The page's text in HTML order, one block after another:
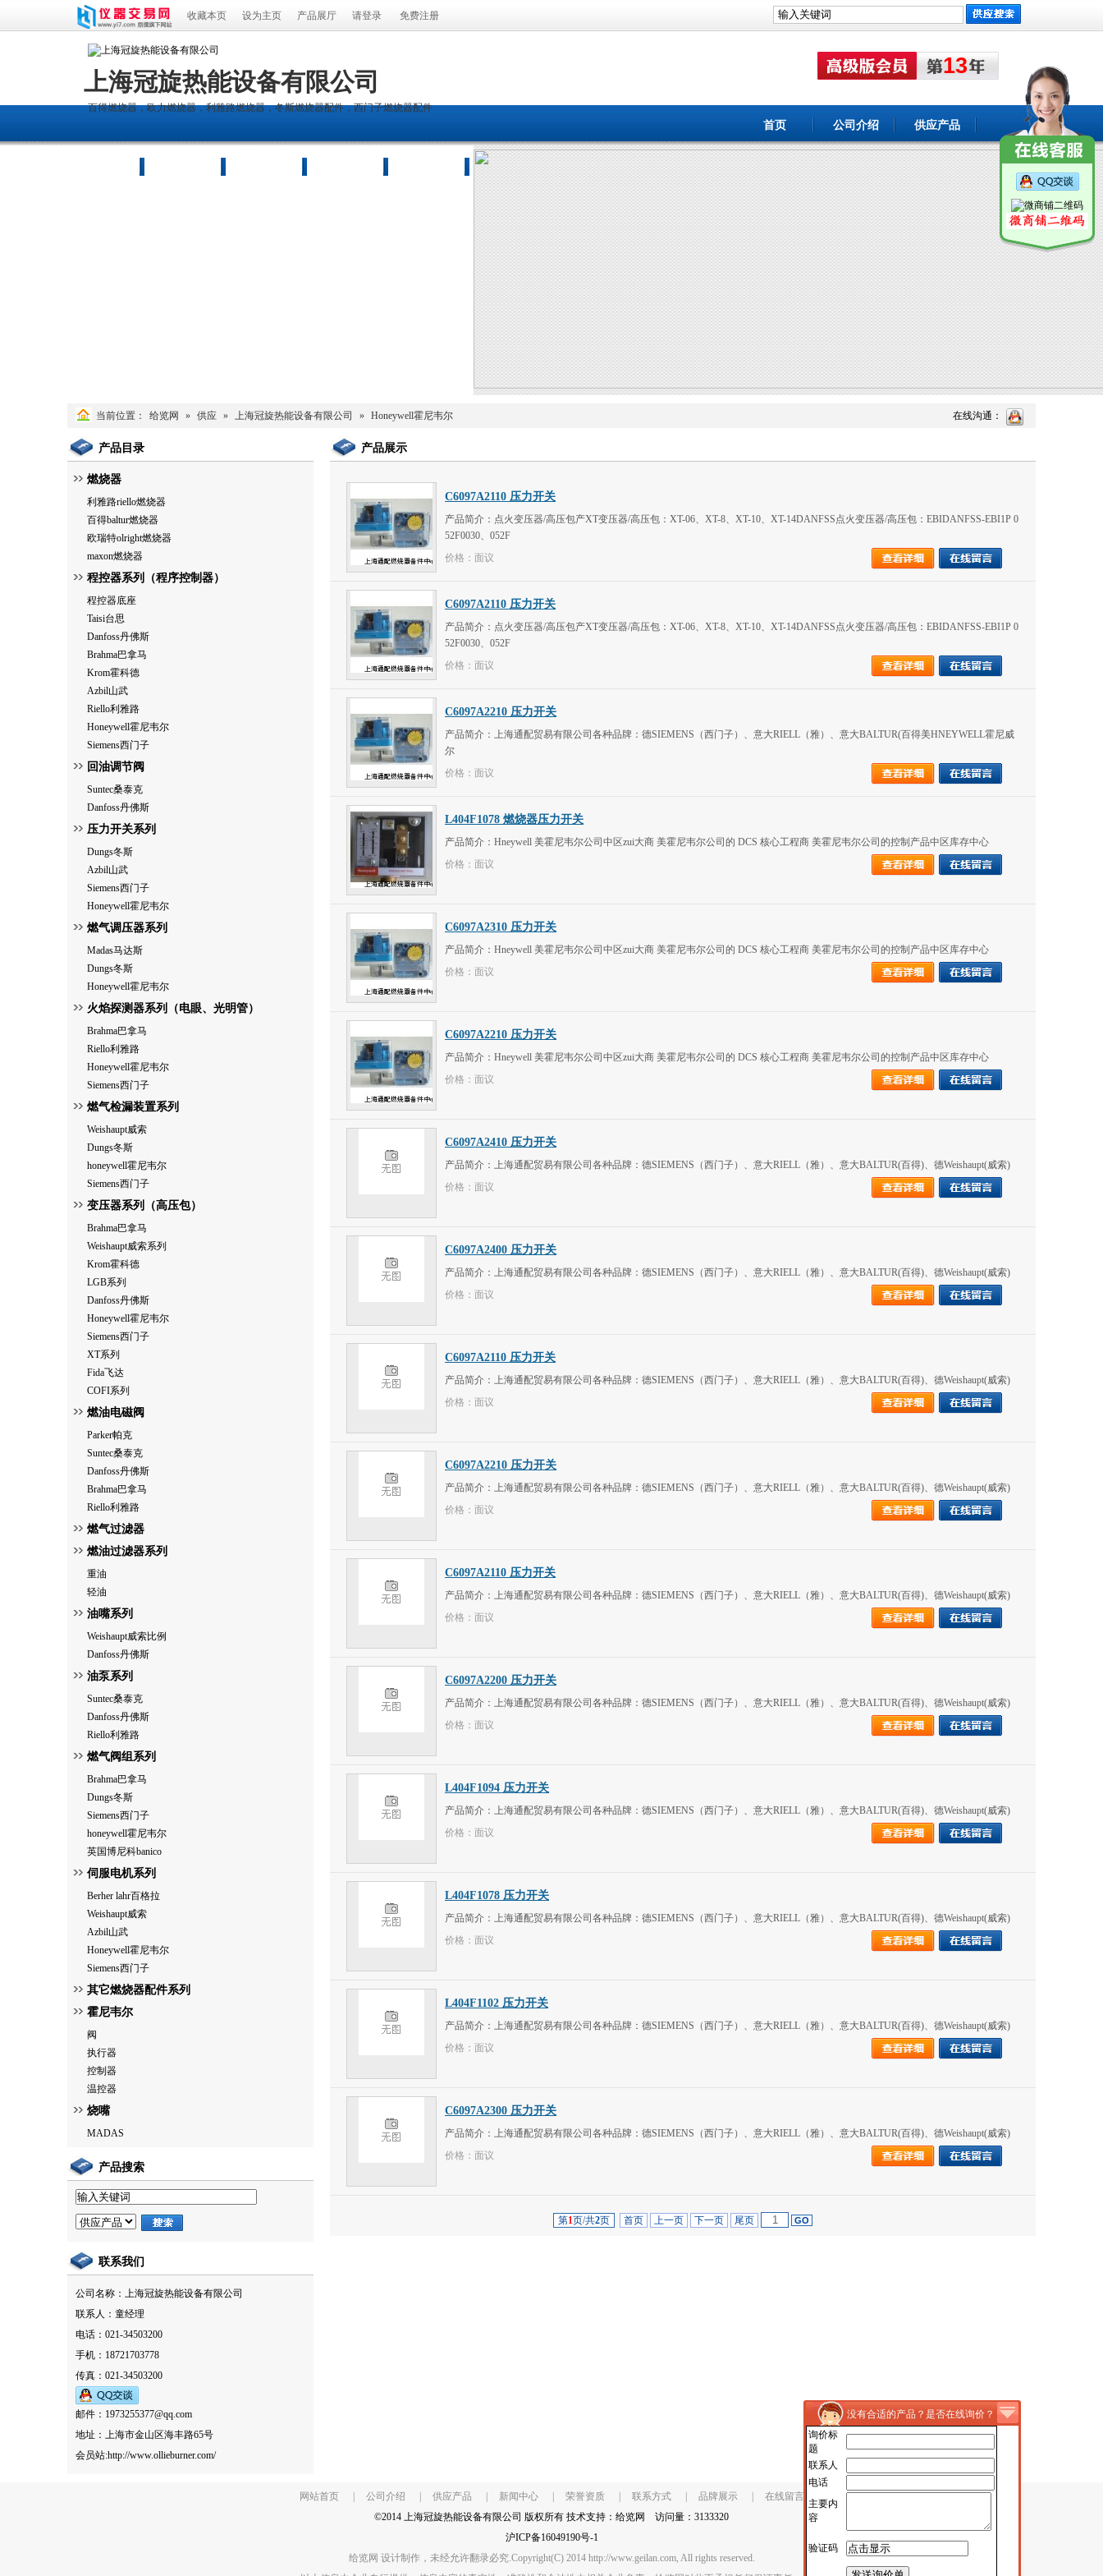
收藏本页 设为主页 产品展厅 请登录 免费注册
上海冠旋热能设备有限公司
百得燃烧器，欧力燃烧器，利雅路燃烧器，冬斯燃烧器配件，西门子燃烧器配件
13
首页 公司介绍 供应产品
当前位置： 给览网 » 供应 » 上海冠旋热能设备有限公司 » Honeywell霍尼韦尔 在线沟通：
没有合适的产品？是否在线询价？
询价标
题
联系人
电话
主要内
容
验证码
产品目录
燃烧器
利雅路riello燃烧器
百得baltur燃烧器
欧瑞特olright燃烧器
maxon燃烧器
程控器系列（程序控制器）
程控器底座
Taisi台思
Danfoss丹佛斯
Brahma巴拿马
Krom霍科德
Azbil山武
Riello利雅路
Honeywell霍尼韦尔
Siemens西门子
回油调节阀
Suntec桑泰克
Danfoss丹佛斯
压力开关系列
Dungs冬斯
Azbil山武
Siemens西门子
Honeywell霍尼韦尔
燃气调压器系列
Madas马达斯
Dungs冬斯
Honeywell霍尼韦尔
火焰探测器系列（电眼、光明管）
Brahma巴拿马
Riello利雅路
Honeywell霍尼韦尔
Siemens西门子
燃气检漏装置系列
Weishaupt威索
Dungs冬斯
honeywell霍尼韦尔
Siemens西门子
变压器系列（高压包）
Brahma巴拿马
Weishaupt威索系列
Krom霍科德
LGB系列
Danfoss丹佛斯
Honeywell霍尼韦尔
Siemens西门子
XT系列
Fida飞达
COFI系列
燃油电磁阀
Parker帕克
Suntec桑泰克
Danfoss丹佛斯
Brahma巴拿马
Riello利雅路
燃气过滤器
燃油过滤器系列
重油
轻油
油嘴系列
Weishaupt威索比例
Danfoss丹佛斯
油泵系列
Suntec桑泰克
Danfoss丹佛斯
Riello利雅路
燃气阀组系列
Brahma巴拿马
Dungs冬斯
Siemens西门子
honeywell霍尼韦尔
英国博尼科banico
伺服电机系列
Berher lahr百格拉
Weishaupt威索
Azbil山武
Honeywell霍尼韦尔
Siemens西门子
其它燃烧器配件系列
霍尼韦尔
阀
执行器
控制器
温控器
烧嘴
MADAS
产品搜索
联系我们
公司名称：上海冠旋热能设备有限公司
联系人：童经理
电话：021-34503200
手机：18721703778
传真：021-34503200
邮件：1973255377@qq.com
地址：上海市金山区海丰路65号
会员站:http://www.ollieburner.com/
产品展示
C6097A2110 压力开关
产品简介：点火变压器/高压包产XT变压器/高压包：XT-06、XT-8、XT-10、XT-14DANFSS点火变压器/高压包：EBIDANFSS-EBI1P 0
52F0030、052F
价格：面议
C6097A2110 压力开关
产品简介：点火变压器/高压包产XT变压器/高压包：XT-06、XT-8、XT-10、XT-14DANFSS点火变压器/高压包：EBIDANFSS-EBI1P 0
52F0030、052F
价格：面议
C6097A2210 压力开关
产品简介：上海通配贸易有限公司各种品牌：德SIEMENS（西门子）、意大RIELL（雅）、意大BALTUR(百得美HNEYWELL霍尼威
尔
价格：面议
L404F1078 燃烧器压力开关
产品简介：Hneywell 美霍尼韦尔公司中区zui大商 美霍尼韦尔公司的 DCS 核心工程商 美霍尼韦尔公司的控制产品中区库存中心
价格：面议
C6097A2310 压力开关
产品简介：Hneywell 美霍尼韦尔公司中区zui大商 美霍尼韦尔公司的 DCS 核心工程商 美霍尼韦尔公司的控制产品中区库存中心
价格：面议
C6097A2210 压力开关
产品简介：Hneywell 美霍尼韦尔公司中区zui大商 美霍尼韦尔公司的 DCS 核心工程商 美霍尼韦尔公司的控制产品中区库存中心
价格：面议
C6097A2410 压力开关
产品简介：上海通配贸易有限公司各种品牌：德SIEMENS（西门子）、意大RIELL（雅）、意大BALTUR(百得)、德Weishaupt(威索)
价格：面议
C6097A2400 压力开关
产品简介：上海通配贸易有限公司各种品牌：德SIEMENS（西门子）、意大RIELL（雅）、意大BALTUR(百得)、德Weishaupt(威索)
价格：面议
C6097A2110 压力开关
产品简介：上海通配贸易有限公司各种品牌：德SIEMENS（西门子）、意大RIELL（雅）、意大BALTUR(百得)、德Weishaupt(威索)
价格：面议
C6097A2210 压力开关
产品简介：上海通配贸易有限公司各种品牌：德SIEMENS（西门子）、意大RIELL（雅）、意大BALTUR(百得)、德Weishaupt(威索)
价格：面议
C6097A2110 压力开关
产品简介：上海通配贸易有限公司各种品牌：德SIEMENS（西门子）、意大RIELL（雅）、意大BALTUR(百得)、德Weishaupt(威索)
价格：面议
C6097A2200 压力开关
产品简介：上海通配贸易有限公司各种品牌：德SIEMENS（西门子）、意大RIELL（雅）、意大BALTUR(百得)、德Weishaupt(威索)
价格：面议
L404F1094 压力开关
产品简介：上海通配贸易有限公司各种品牌：德SIEMENS（西门子）、意大RIELL（雅）、意大BALTUR(百得)、德Weishaupt(威索)
价格：面议
L404F1078 压力开关
产品简介：上海通配贸易有限公司各种品牌：德SIEMENS（西门子）、意大RIELL（雅）、意大BALTUR(百得)、德Weishaupt(威索)
价格：面议
L404F1102 压力开关
产品简介：上海通配贸易有限公司各种品牌：德SIEMENS（西门子）、意大RIELL（雅）、意大BALTUR(百得)、德Weishaupt(威索)
价格：面议
C6097A2300 压力开关
产品简介：上海通配贸易有限公司各种品牌：德SIEMENS（西门子）、意大RIELL（雅）、意大BALTUR(百得)、德Weishaupt(威索)
价格：面议
第1页/共2页 首页 上一页 下一页 尾页
网站首页 公司介绍 供应产品 新闻中心 荣誉资质 联系方式 品牌展示
在线留言
©2014 上海冠旋热能设备有限公司 版权所有 技术支持： 给览网
访问量：3133320
沪ICP备16049190号-1
给览网 设计制作，未经允许翻录必究.Copyright(C) 2014 http://www.geilan.com, All rights reserved.